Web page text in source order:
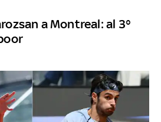
a Montreal: al 3°